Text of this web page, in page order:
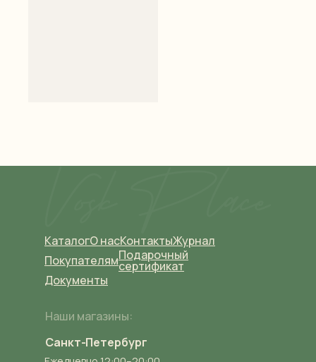
КаталогО насКонтактыЖурнал
ПокупателямПодарочный
сертификат
Документы
Наши магазины:
Санкт-Петербург